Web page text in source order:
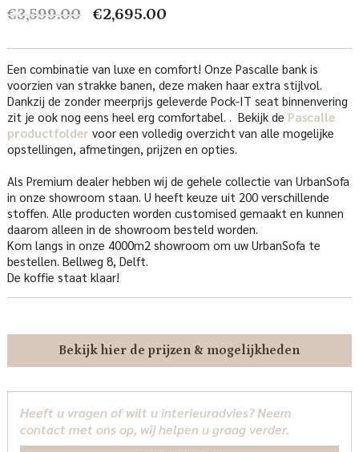
€3,599.00
Oorspronkelijke
was:
€3,599.00.
€2,695.00Huidige
is:
€2,695.00.
Een combinatie van luxe en comfort! Onze Pascalle bank is
voorzien van strakke banen, deze maken haar extra stijlvol.
Dankzij de zonder meerprijs geleverde Pock-IT seat binnenvering
zit je ook nog eens heel erg comfortabel. . Bekijk de Pascalle
productfolder voor een volledig overzicht van alle mogelijke
opstellingen, afmetingen, prijzen en opties.
Als Premium dealer hebben wij de gehele collectie van UrbanSofa
in onze showroom staan. U heeft keuze uit 200 verschillende
stoffen. Alle producten worden customised gemaakt en kunnen
daarom alleen in de showroom besteld worden.
Kom langs in onze 4000m2 showroom om uw UrbanSofa te
bestellen. Bellweg 8, Delft.
De koffie staat klaar!
Bekijk hier de prijzen & mogelijkheden
Heeft u vragen of wilt u interieuradvies? Neem
contact met ons op, wij helpen u graag verder.